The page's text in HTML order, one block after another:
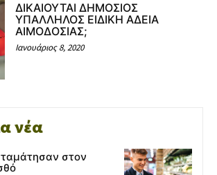
ΔΙΚΑΙΟΥΤΑΙ ΔΗΜΟΣΙΟΣ
ΥΠΑΛΛΗΛΟΣ ΕΙΔΙΚΗ ΑΔΕΙΑ
ΑΙΜΟΔΟΣΙΑΣ;
Ιανουάριος 8, 2020
νέα
στον